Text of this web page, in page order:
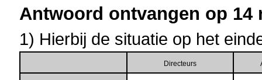
Antwoord ontvangen op 14
1) Hierbij de situatie op het
Directeurs